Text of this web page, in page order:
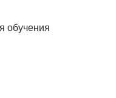
обучения